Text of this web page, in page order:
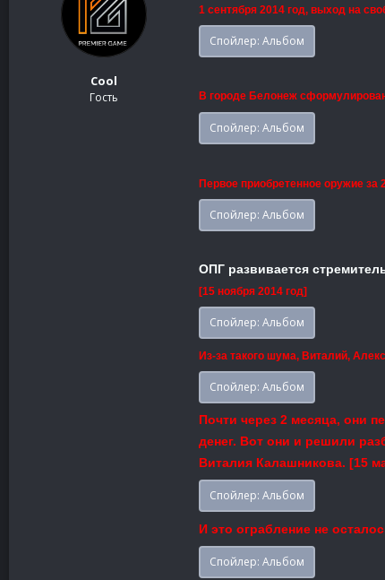
Cool
Гость
1 сентября 2014 год, выход на
Спойлер: Альбом
В городе Белонеж
Спойлер: Альбом
Первое приобретенное оружие за
Спойлер: Альбом
ОПГ развивается
[15 ноября 2014 год]
Спойлер: Альбом
Из-за такого шума, Виталий,
Спойлер: Альбом
Почти через 2 месяца, они
денег. Вот они и решили
Виталия Калашникова. [15
Спойлер: Альбом
И это ограбление не
Спойлер: Альбом